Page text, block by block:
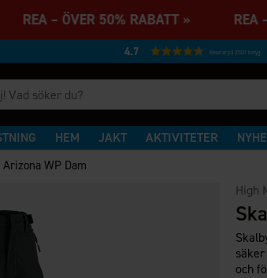
– ÖVER 50% RABATT »
4.7 Baserat på 27231 betyg
HEM JAKT AKTIVITETER
WP Dam
High
och